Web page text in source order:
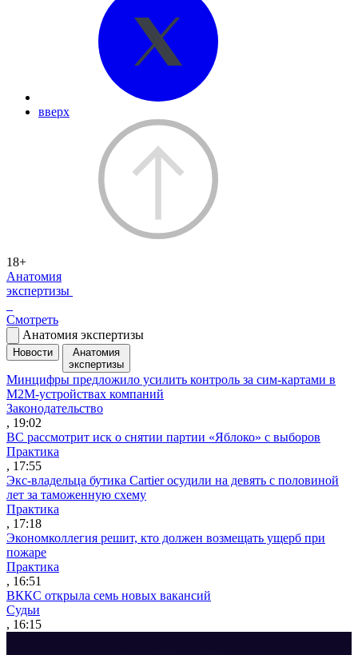
вверх
18+
Анатомия
экспертизы
Смотреть
Анатомия экспертизы
Новости
Анатомия
экспертизы
Минцифры предложило усилить контроль за сим-картами в
M2M-устройствах компаний
Законодательство
, 19:02
ВС рассмотрит иск о снятии партии «Яблоко» с выборов
Практика
, 17:55
Экс-владельца бутика Cartier осудили на девять с половиной
лет за таможенную схему
Практика
, 17:18
Экономколлегия решит, кто должен возмещать ущерб при
пожаре
Практика
, 16:51
ВККС открыла семь новых вакансий
Судьи
, 16:15